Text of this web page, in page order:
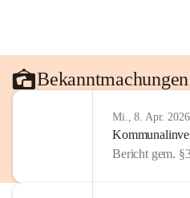
Bekanntmachungen
Mi., 8. Apr. 2026
Bericht gem.